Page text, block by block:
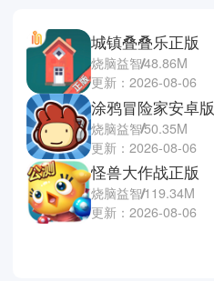
城镇叠叠乐正版
烧脑益智48.86M
更新：2026-08-06
涂鸦冒险家安卓版
烧脑益智50.35M
更新：2026-08-06
怪兽大作战正版
烧脑益智119.34M
更新：2026-08-06